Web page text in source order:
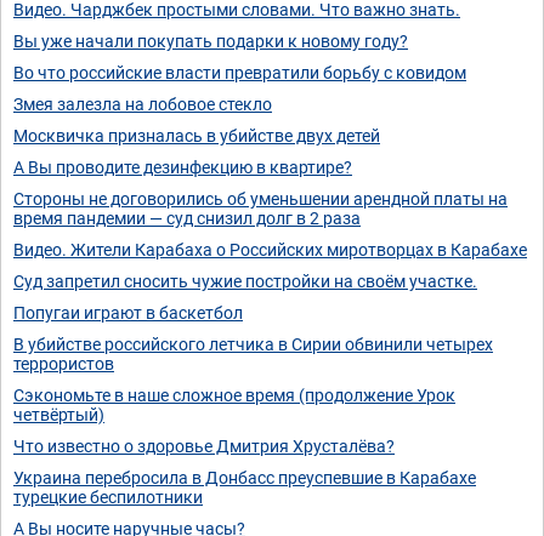
Видео. Чарджбек простыми словами. Что важно знать.
Вы уже начали покупать подарки к новому году?
Во что российские власти превратили борьбу с ковидом
Змея залезла на лобовое стекло
Москвичка призналась в убийстве двух детей
А Вы проводите дезинфекцию в квартире?
Стороны не договорились об уменьшении арендной платы на
время пандемии — суд снизил долг в 2 раза
Видео. Жители Карабаха о Российских миротворцах в Карабахе
Суд запретил сносить чужие постройки на своём участке.
Попугаи играют в баскетбол
В убийстве российского летчика в Сирии обвинили четырех
террористов
Сэкономьте в наше сложное время (продолжение Урок
четвёртый)
Что известно о здоровье Дмитрия Хрусталёва?
Украина перебросила в Донбасс преуспевшие в Карабахе
турецкие беспилотники
А Вы носите наручные часы?